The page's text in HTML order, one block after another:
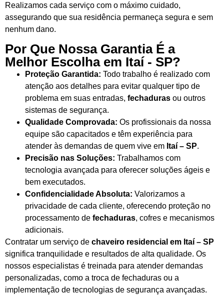
Realizamos cada serviço com o máximo cuidado,
assegurando que sua residência permaneça segura e sem
nenhum dano.
Por Que Nossa Garantia É a
Melhor Escolha em Itaí - SP?
Proteção Garantida: Todo trabalho é realizado com
atenção aos detalhes para evitar qualquer tipo de
problema em suas entradas, fechaduras ou outros
sistemas de segurança.
Qualidade Comprovada: Os profissionais da nossa
equipe são capacitados e têm experiência para
atender às demandas de quem vive em Itaí – SP.
Precisão nas Soluções: Trabalhamos com
tecnologia avançada para oferecer soluções ágeis e
bem executados.
Confidencialidade Absoluta: Valorizamos a
privacidade de cada cliente, oferecendo proteção no
processamento de fechaduras, cofres e mecanismos
adicionais.
Contratar um serviço de chaveiro residencial em Itaí – SP
significa tranquilidade e resultados de alta qualidade. Os
nossos especialistas é treinada para atender demandas
personalizadas, como a troca de fechaduras ou a
implementação de tecnologias de segurança avançadas.